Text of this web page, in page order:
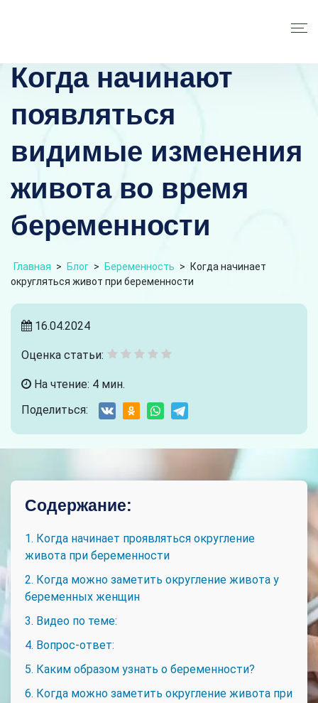
Когда начинают
появляться
видимые изменения
живота во время
беременности
Главная > Блог > Беременность >
Когда начинает
округляться живот при беременности
16.04.2024
Оценка статьи:
На чтение: 4 мин.
Поделиться:
Содержание:
1. Когда начинает проявляться округление
живота при беременности
2. Когда можно заметить округление живота у
беременных женщин
3. Видео по теме:
4. Вопрос-ответ:
5. Каким образом узнать о беременности?
6. Когда можно заметить округление живота при